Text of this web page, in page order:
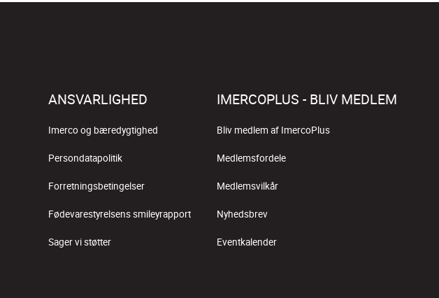
ANSVARLIGHED
Imerco og bæredygtighed
Persondatapolitik
Forretningsbetingelser
Fødevarestyrelsens smileyrapport
Sager vi støtter
IMERCOPLUS - BLIV MEDLEM
Bliv medlem af ImercoPlus
Medlemsfordele
Medlemsvilkår
Nyhedsbrev
Eventkalender